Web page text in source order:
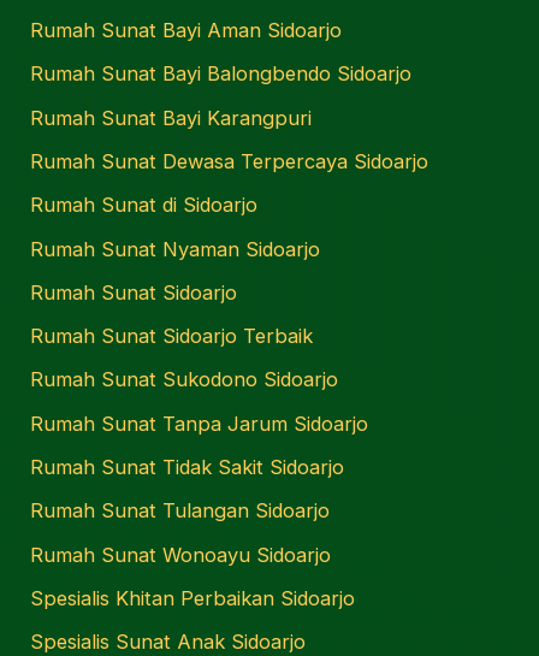
Rumah Sunat Bayi Aman Sidoarjo
Rumah Sunat Bayi Balongbendo Sidoarjo
Rumah Sunat Bayi Karangpuri
Rumah Sunat Dewasa Terpercaya Sidoarjo
Rumah Sunat di Sidoarjo
Rumah Sunat Nyaman Sidoarjo
Rumah Sunat Sidoarjo
Rumah Sunat Sidoarjo Terbaik
Rumah Sunat Sukodono Sidoarjo
Rumah Sunat Tanpa Jarum Sidoarjo
Rumah Sunat Tidak Sakit Sidoarjo
Rumah Sunat Tulangan Sidoarjo
Rumah Sunat Wonoayu Sidoarjo
Spesialis Khitan Perbaikan Sidoarjo
Spesialis Sunat Anak Sidoarjo